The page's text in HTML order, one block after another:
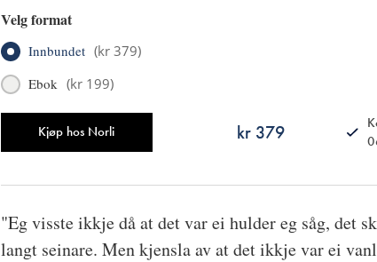
Velg format
Innbundet (kr 379)
Ebok (kr 199)
Kjøp hos Norli kr 379
"Eg visste ikkje då at det var ei hulder eg såg, det
langt seinare. Men kjensla av at det ikkje var ei